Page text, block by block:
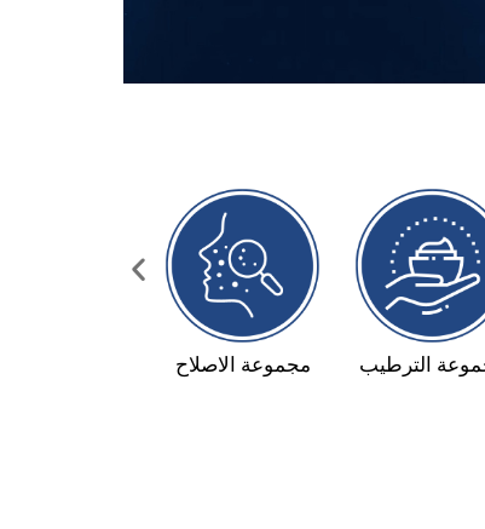
مجموعة الترطيب
مكافحة حب